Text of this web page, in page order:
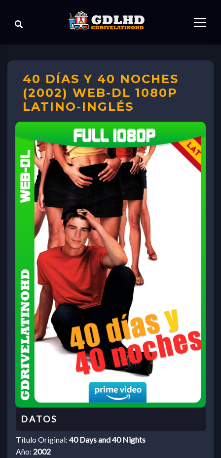
40 DÍAS Y 40 NOCHES
(2002) WEB-DL 1080P
LATINO-INGLÉS
Título Original: 40 Days and 40 Nights
Año: 2002